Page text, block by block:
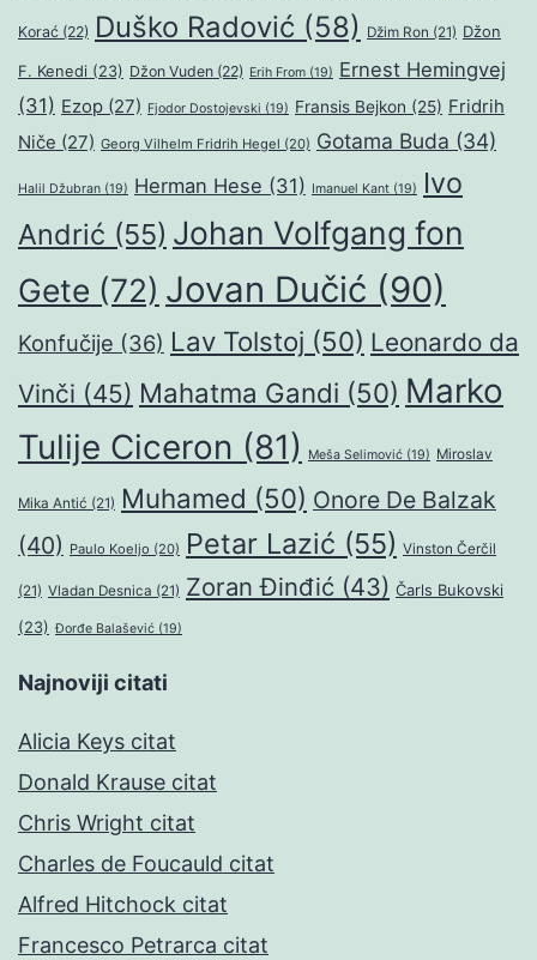
Korać (22) Duško Radović (58) Džim Ron (21) Džon
F. Kenedi (23) Džon Vuden (22) Erih From (19) Ernest Hemingvej
(31) Ezop (27) Fjodor Dostojevski (19) Fransis Bejkon (25) Fridrih
Niče (27) Georg Vilhelm Fridrih Hegel (20) Gotama Buda (34)
Halil Džubran (19) Herman Hese (31) Imanuel Kant (19)
Ivo
Andrić (55) Johan Volfgang fon
Gete (72) Jovan Dučić (90)
Konfučije (36) Lav Tolstoj (50) Leonardo da
Vinči (45) Mahatma Gandi (50) Marko
Tulije Ciceron (81) Meša Selimović (19) Miroslav
Mika Antić (21) Muhamed (50) Onore De Balzak
(40) Paulo Koeljo (20) Petar Lazić (55) Vinston Čerčil
(21) Vladan Desnica (21) Zoran Đinđić (43) Čarls Bukovski
(23) Đorđe Balašević (19)
Najnoviji citati
Alicia Keys citat
Donald Krause citat
Chris Wright citat
Charles de Foucauld citat
Alfred Hitchock citat
Francesco Petrarca citat